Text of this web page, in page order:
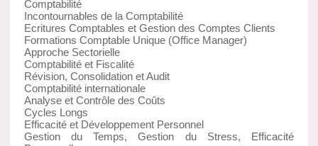
Comptabilité
Incontournables de la Comptabilité
Ecritures Comptables et Gestion des Comptes Clients
Formations Comptable Unique (Office Manager)
Approche Sectorielle
Comptabilité et Fiscalité
Révision, Consolidation et Audit
Comptabilité internationale
Analyse et Contrôle des Coûts
Cycles Longs
Efficacité et Développement Personnel
Gestion du Temps, Gestion du Stress, Efficacité